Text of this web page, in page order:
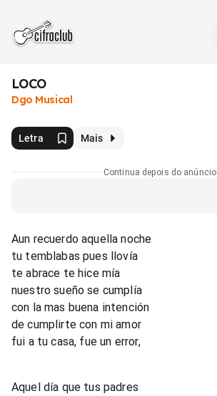
LOCO
Dgo Musical
Letra Mais
Continua depois do anúncio
Aun recuerdo aquella noche
tu temblabas pues llovía
te abrace te hice mía
nuestro sueño se cumplía
con la mas buena intención
de cumplirte con mi amor
fui a tu casa, fue un error,
Aquel día que tus padres